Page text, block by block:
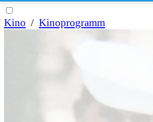
Kino / Kinoprogramm